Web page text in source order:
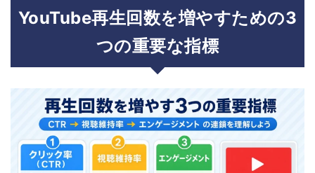
YouTube再生回数を増やすための3
つの重要な指標